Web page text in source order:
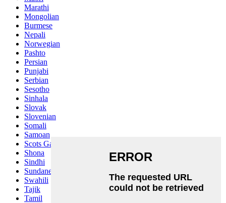
Marathi
Mongolian
Burmese
Nepali
Norwegian
Pashto
Persian
Punjabi
Serbian
Sesotho
Sinhala
Slovak
Slovenian
Somali
Samoan
Scots Gaelic
Shona
Sindhi
Sundanese
Swahili
Tajik
Tamil